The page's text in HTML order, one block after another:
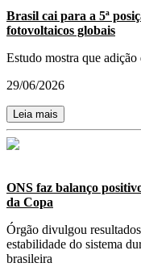
Brasil cai para a 5ª
fotovoltaicos globais
Estudo mostra que
29/06/2026
Leia mais
ONS faz balanço
da Copa
Órgão divulgou
estabilidade do sistema
brasileira